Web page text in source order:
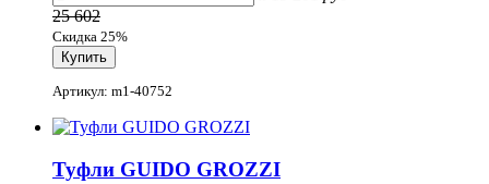
25 602
Скидка 25%
Артикул: m1-40752
Туфли GUIDO GROZZI